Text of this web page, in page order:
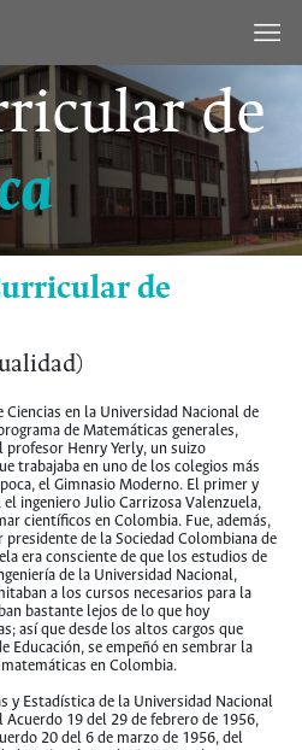
de
de
en la Universidad Nacional de
de Matemáticas generales,
profesor Henry Yerly, un suizo
trabajaba en uno de los colegios más
el Gimnasio Moderno. El primer y
ingeniero Julio Carrizosa Valenzuela,
científicos en Colombia. Fue, además,
de la Sociedad Colombiana de
era consciente de que los estudios de
de la Universidad Nacional,
a los cursos necesarios para la
bastante lejos de lo que hoy
así que desde los altos cargos que
Educación, se empeñó en sembrar la
en Colombia.
y Estadística de la Universidad Nacional
19 del 29 de febrero de 1956,
20 del 6 de marzo de 1956, del